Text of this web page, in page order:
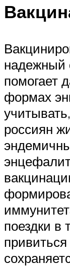
надежный
помогает
формах
россиян
поездки в